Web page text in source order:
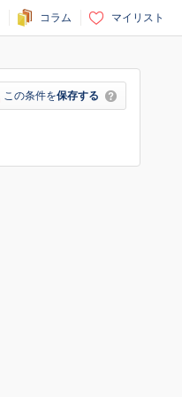
コラム マイリスト
この条件を保存する